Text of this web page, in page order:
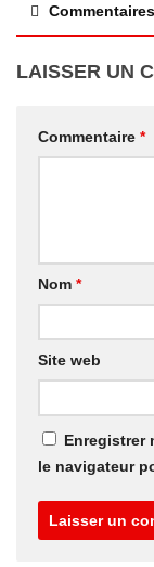
Commentaires
LAISSER UN
Commentaire *
Nom *
Site web
Enregistrer
le navigateur